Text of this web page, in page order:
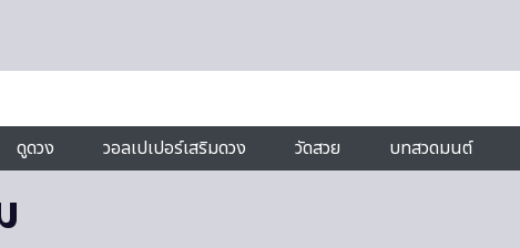
ดูดวง วอลเปเปอร์เสริมดวง วัดสวย บทสวดมนต์